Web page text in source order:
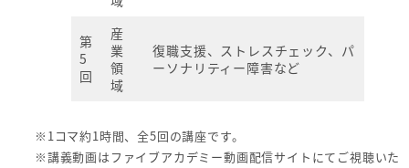
第
5
回
産
業
領
域
復職支援、ストレスチェック、パ
ーソナリティー障害など
※1コマ約1時間、全5回の講座です。
※講義動画はファイブアカデミー動画配信サイトにてご視聴いた